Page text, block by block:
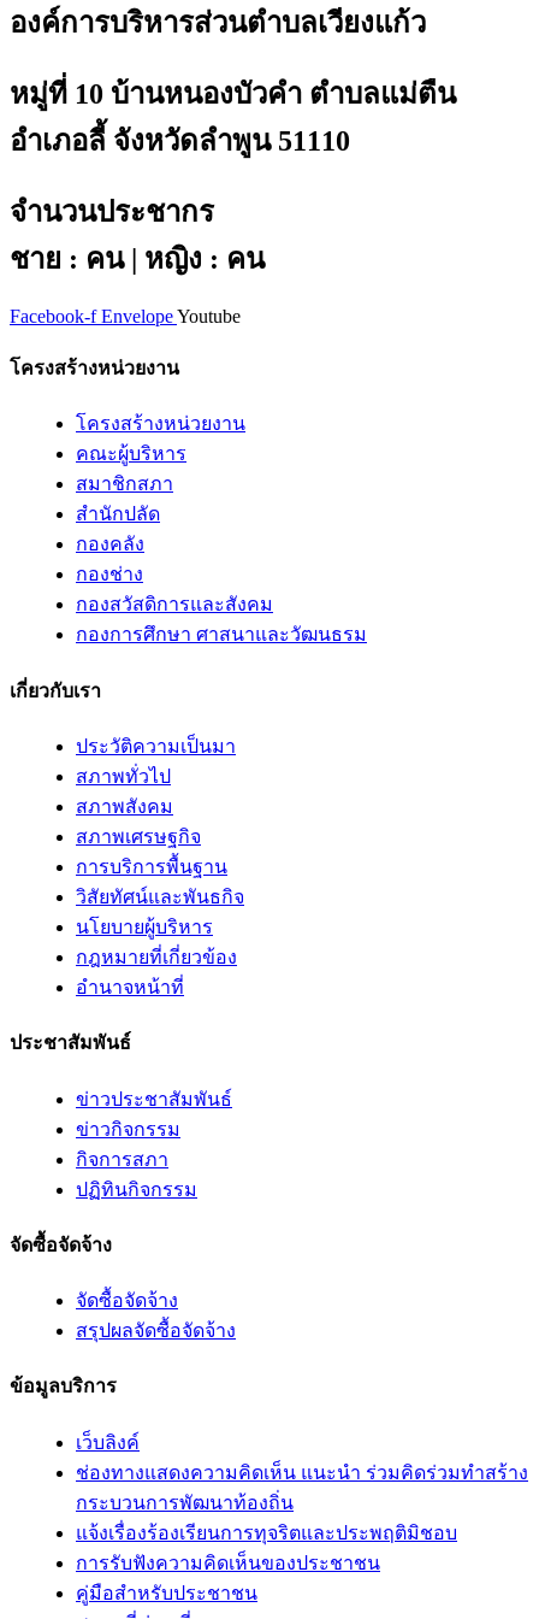
องค์การบริหารส่วนตำบลเวียงแก้ว
หมู่ที่ 10 บ้านหนองบัวคำ ตำบลแม่ตืน
อำเภอลี้ จังหวัดลำพูน 51110
จำนวนประชากร
ชาย : คน | หญิง : คน
Facebook-f EnvelopeYoutube
โครงสร้างหน่วยงาน
โครงสร้างหน่วยงาน
คณะผู้บริหาร
สมาชิกสภา
สำนักปลัด
กองคลัง
กองช่าง
กองสวัสดิการและสังคม
กองการศึกษา ศาสนาและวัฒนธรม
เกี่ยวกับเรา
ประวัติความเป็นมา
สภาพทั่วไป
สภาพสังคม
สภาพเศรษฐกิจ
การบริการพื้นฐาน
วิสัยทัศน์และพันธกิจ
นโยบายผู้บริหาร
กฎหมายที่เกี่ยวข้อง
อํานาจหน้าที่
ประชาสัมพันธ์
ข่าวประชาสัมพันธ์
ข่าวกิจกรรม
กิจการสภา
ปฏิทินกิจกรรม
จัดซื้อจัดจ้าง
จัดซื้อจัดจ้าง
สรุปผลจัดซื้อจัดจ้าง
ข้อมูลบริการ
เว็บลิงค์
ช่องทางแสดงความคิดเห็น แนะนำ ร่วมคิดร่วมทำสร้าง
กระบวนการพัฒนาท้องถิ่น
แจ้งเรื่องร้องเรียนการทุจริตและประพฤติมิชอบ
การรับฟังความคิดเห็นของประชาชน
คู่มือสำหรับประชาชน